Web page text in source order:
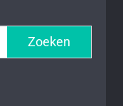
Zoeken